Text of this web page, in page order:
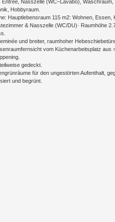
Nasszelle (WC–Lavabo), Waschraum,
Hobbyraum.
Hauptlebensraum 115 m2: Wohnen, Essen,
& Nasszelle (WC/DU)· Raumhöhe
und breiter, raumhoher
vom Küchenarbeitsplatz aus
gedeckt.
für den ungestörten Aufenthalt,
und begrünt.